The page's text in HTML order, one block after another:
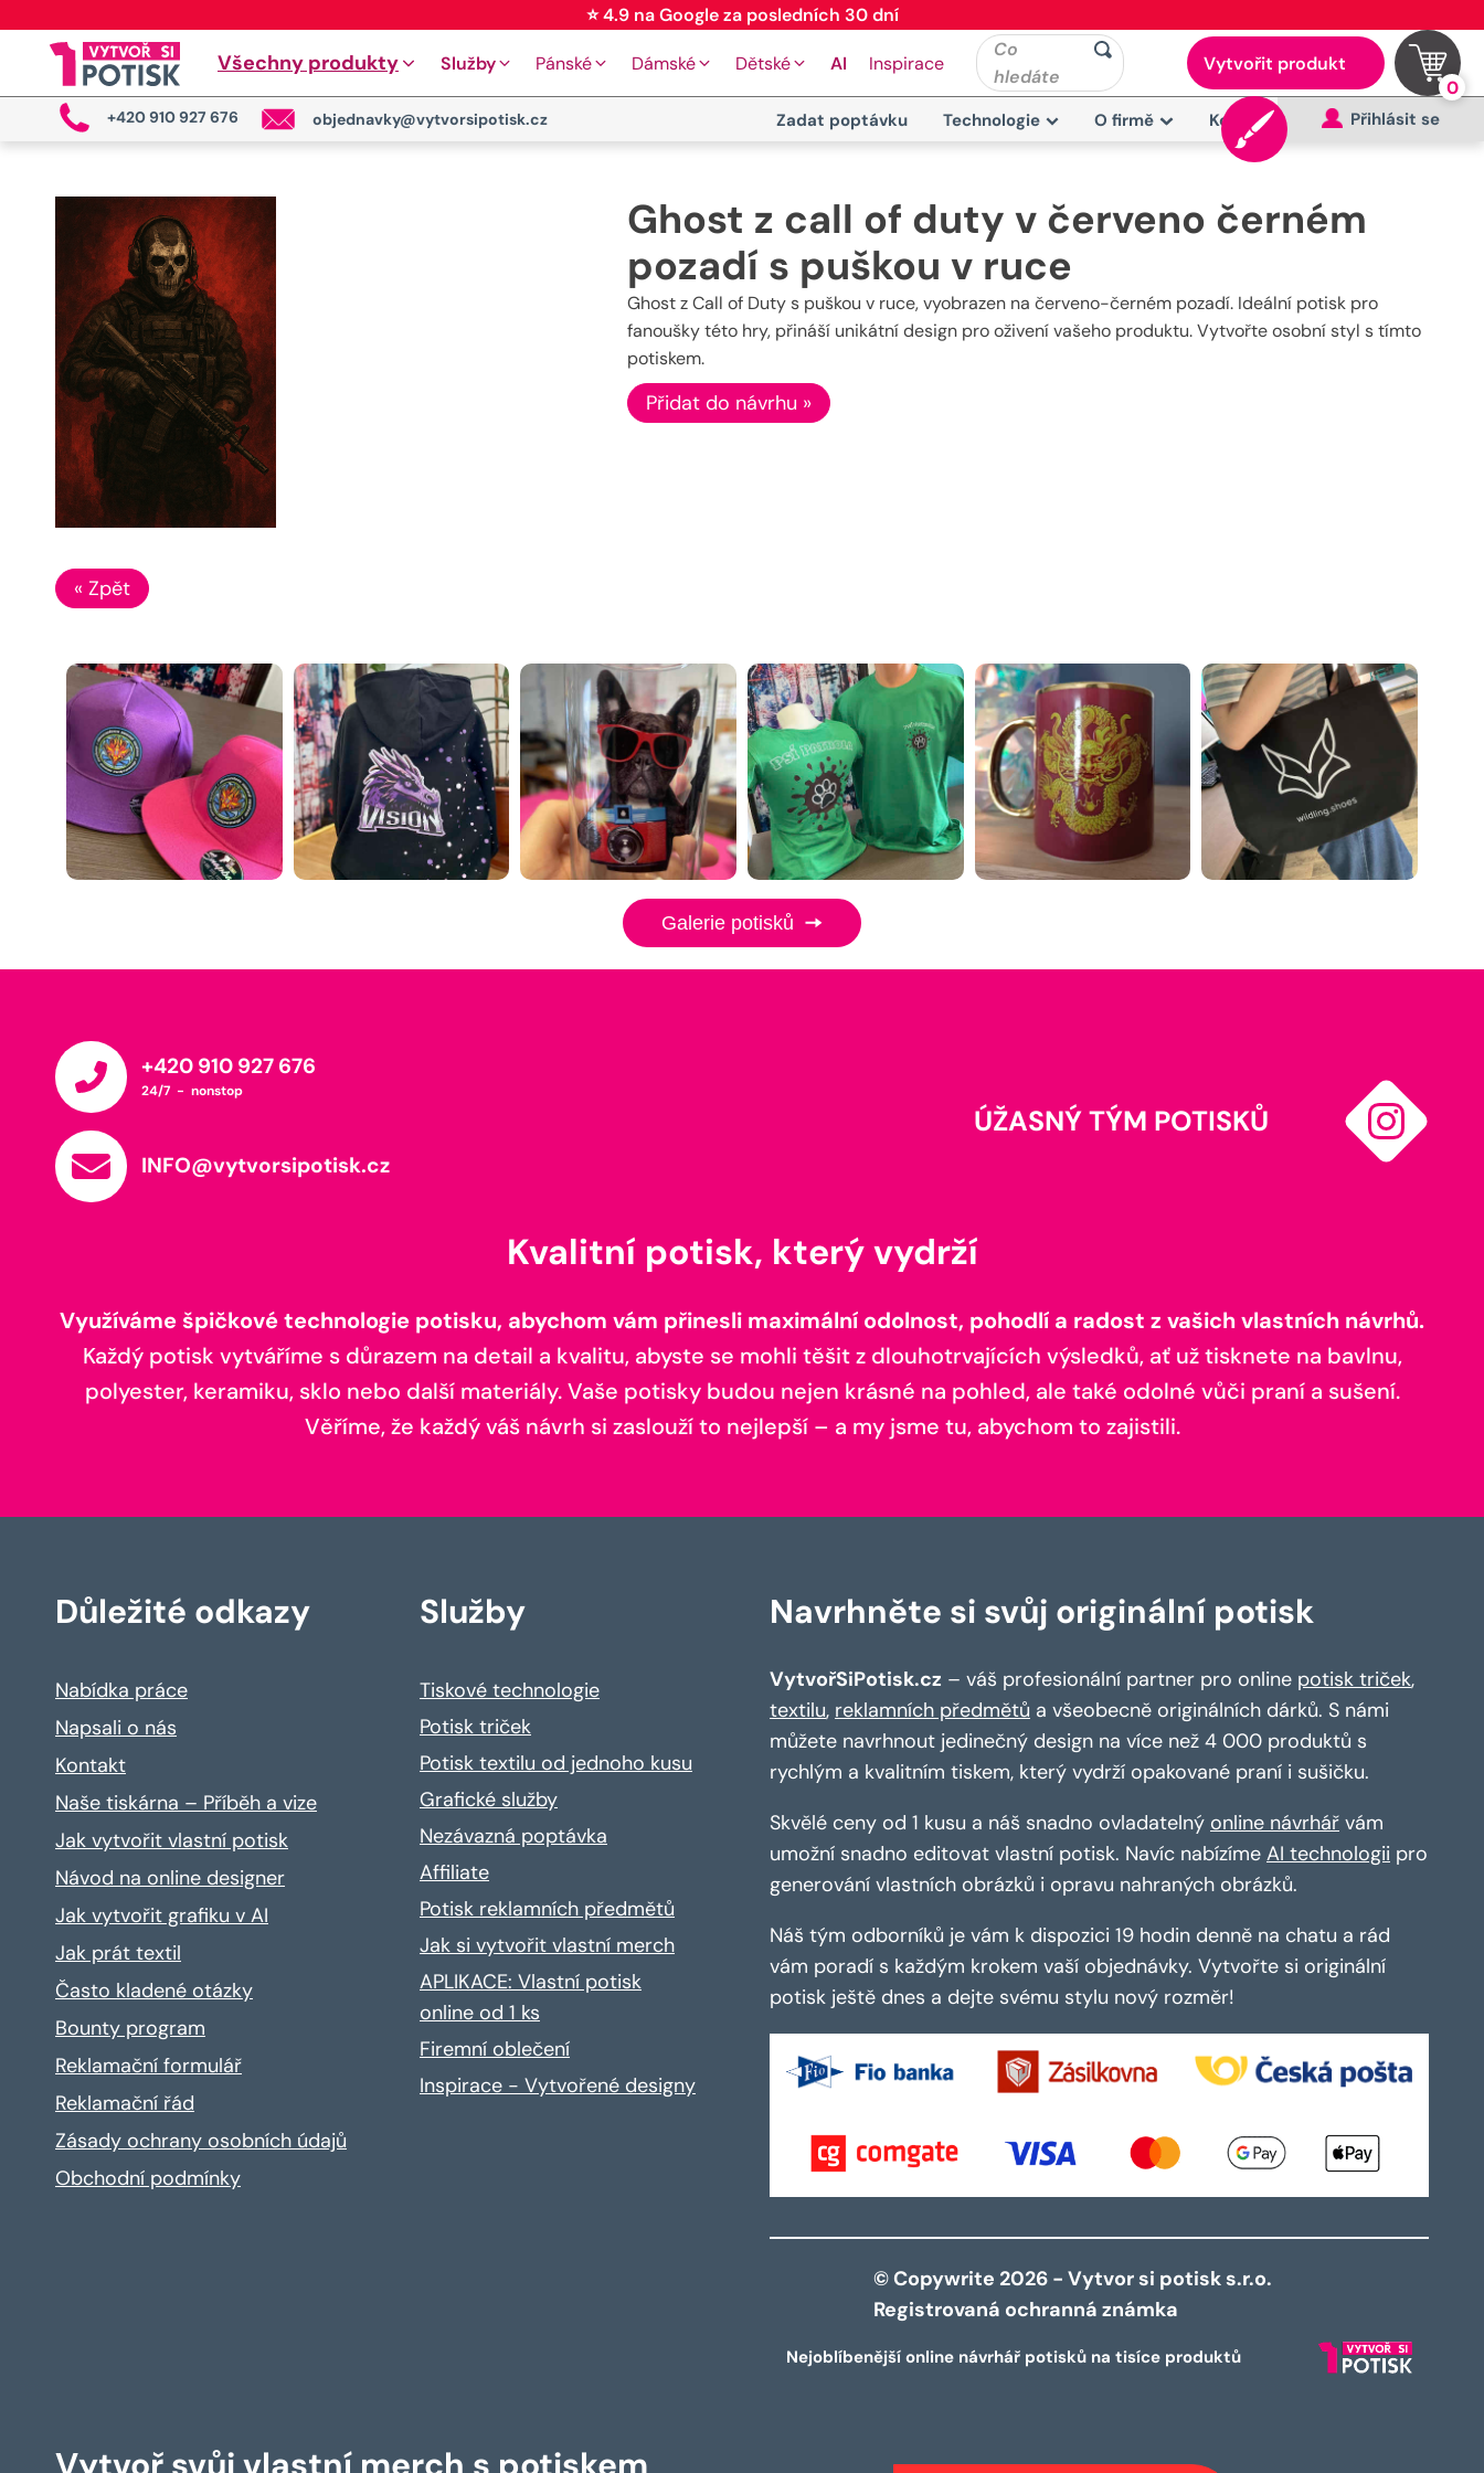
⭐ 4.9 na Google za posledních 30 dní
Všechny produkty Služby Pánské Dámské Dětské AI Inspirace
Co
hledáte
Vytvořit produkt
0
+420 910 927 676 objednavky@vytvorsipotisk.cz Zadat poptávku Technologie O firmě Kontakt Přihlásit se
Ghost z call of duty v červeno černém
pozadí s puškou v ruce
Ghost z Call of Duty s puškou v ruce, vyobrazen na červeno-černém pozadí. Ideální potisk pro
fanoušky této hry, přináší unikátní design pro oživení vašeho produktu. Vytvořte osobní styl s tímto
potiskem.
Přidat do návrhu »
« Zpět
Galerie potisků
+420 910 927 676
24/7 - nonstop
INFO@vytvorsipotisk.cz
ÚŽASNÝ TÝM POTISKŮ
Kvalitní potisk, který vydrží
Využíváme špičkové technologie potisku, abychom vám přinesli maximální odolnost, pohodlí a radost z vašich vlastních návrhů.
Každý potisk vytváříme s důrazem na detail a kvalitu, abyste se mohli těšit z dlouhotrvajících výsledků, ať už tisknete na bavlnu,
polyester, keramiku, sklo nebo další materiály. Vaše potisky budou nejen krásné na pohled, ale také odolné vůči praní a sušení.
Věříme, že každý váš návrh si zaslouží to nejlepší – a my jsme tu, abychom to zajistili.
Důležité odkazy
Nabídka práce
Napsali o nás
Kontakt
Naše tiskárna – Příběh a vize
Jak vytvořit vlastní potisk
Návod na online designer
Jak vytvořit grafiku v AI
Jak prát textil
Často kladené otázky
Bounty program
Reklamační formulář
Reklamační řád
Zásady ochrany osobních údajů
Obchodní podmínky
Služby
Tiskové technologie
Potisk triček
Potisk textilu od jednoho kusu
Grafické služby
Nezávazná poptávka
Affiliate
Potisk reklamních předmětů
Jak si vytvořit vlastní merch
APLIKACE: Vlastní potisk
online od 1 ks
Firemní oblečení
Inspirace - Vytvořené designy
Navrhněte si svůj originální potisk
VytvořSiPotisk.cz – váš profesionální partner pro online potisk triček,
textilu, reklamních předmětů a všeobecně originálních dárků. S námi
můžete navrhnout jedinečný design na více než 4 000 produktů s
rychlým a kvalitním tiskem, který vydrží opakované praní i sušičku.
Skvělé ceny od 1 kusu a náš snadno ovladatelný online návrhář vám
umožní snadno editovat vlastní potisk. Navíc nabízíme AI technologii pro
generování vlastních obrázků i opravu nahraných obrázků.
Náš tým odborníků je vám k dispozici 19 hodin denně na chatu a rád
vám poradí s každým krokem vaší objednávky. Vytvořte si originální
potisk ještě dnes a dejte svému stylu nový rozměr!
© Copywrite 2026 - Vytvor si potisk s.r.o.
Registrovaná ochranná známka
Nejoblíbenější online návrhář potisků na tisíce produktů